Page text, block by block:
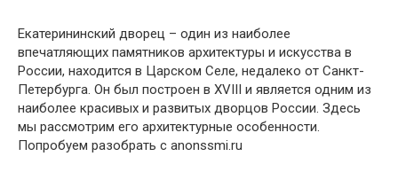
Екатерининский дворец – один из наиболее
впечатляющих памятников архитектуры и искусства в
России, находится в Царском Селе, недалеко от Санкт-
Петербурга. Он был построен в XVIII и является одним из
наиболее красивых и развитых дворцов России. Здесь
мы рассмотрим его архитектурные особенности.
Попробуем разобрать с anonssmi.ru